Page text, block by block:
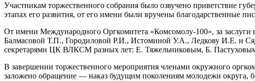
Участникам торжественного собрания было озвучено приветствие
этапах его развития, от его имени были вручены благодарственные
От имени Международного Оргкомитета «Комсомолу-100», за
Балмасовой Т.П., Городиловой Р.И., Истоминой У.А., Ледкову И.Е. и
секретарями ЦК ВЛКСМ разных лет: Е. Тяжельниковым, Б.
В завершении торжественного мероприятия членами окружного
заложено обращение — наказ будущим поколениям молодежи округа,